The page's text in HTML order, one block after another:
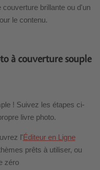
brillante ou d'un
le contenu.
à couverture souple
! Suivez les étapes ci-
livre photo.
l'Éditeur en Ligne
prêts à utiliser, ou
zéro